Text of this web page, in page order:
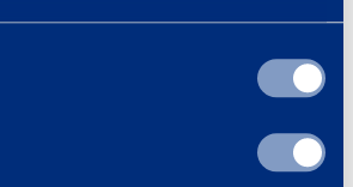
/ päivä (alv 0 %) 22,62 € /